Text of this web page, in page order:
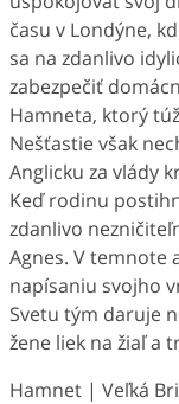
času v Londýne,
sa na zdanlivo
zabezpečiť
Hamneta, ktorý
Nešťastie však
Anglicku za vlády
Keď rodinu
zdanlivo
Agnes. V temnote
napísaniu svojho
Svetu tým daruje
žene liek na žiaľ a
Hamnet | Veľká